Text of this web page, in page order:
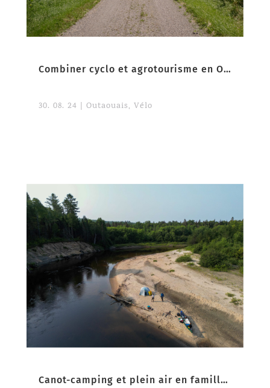
Combiner cyclo et agrotourisme en Outaouais : un parcours magnifique accessible à tous
30. 08. 24 | Outaouais, Vélo
Canot-camping et plein air en famille dans la nature paradisiaque de l’Outaouais